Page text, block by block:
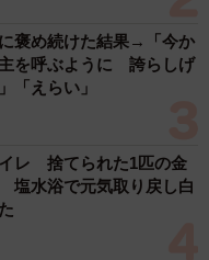
褒め続けた結果→「今か
を呼ぶように 誇らしげ
「えらい」
レ 捨てられた1匹の金
塩水浴で元気取り戻し白